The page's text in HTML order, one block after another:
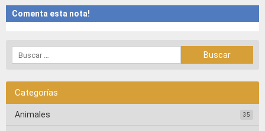
Comenta esta nota!
Categorías
Animales 35